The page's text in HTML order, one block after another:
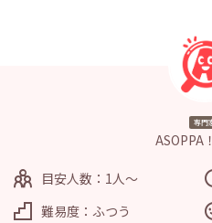
専門
ASOPPA
目安人数：1人～
難易度：ふつう